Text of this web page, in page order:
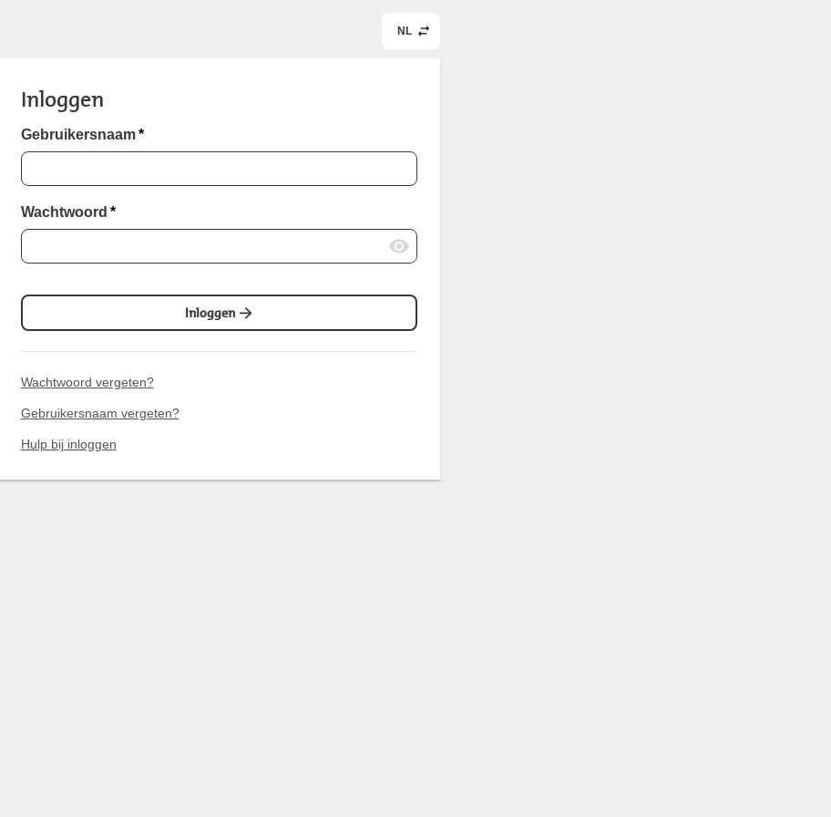
NL
Inloggen
Gebruikersnaam *
Wachtwoord *
Inloggen
Wachtwoord vergeten?
Gebruikersnaam vergeten?
Hulp bij inloggen